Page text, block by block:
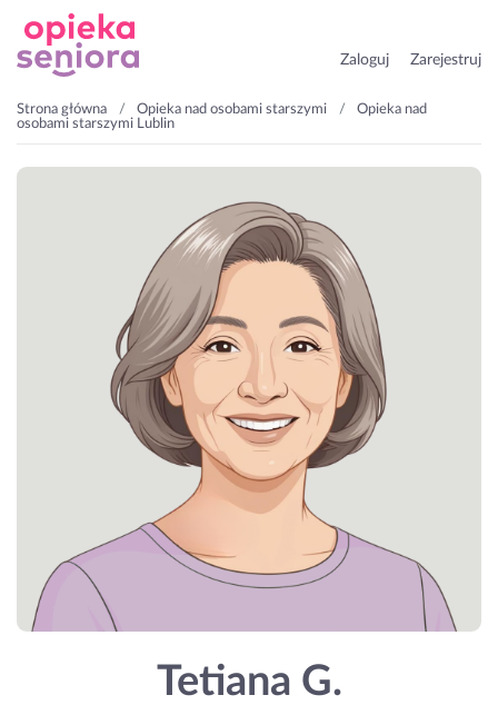
Zaloguj Zarejestruj
Strona główna Opieka nad osobami starszymi
Opieka nad
osobami starszymi Lublin
Tetiana G.